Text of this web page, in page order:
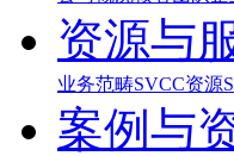
资源与
业务范畴SVCC资源
案例与